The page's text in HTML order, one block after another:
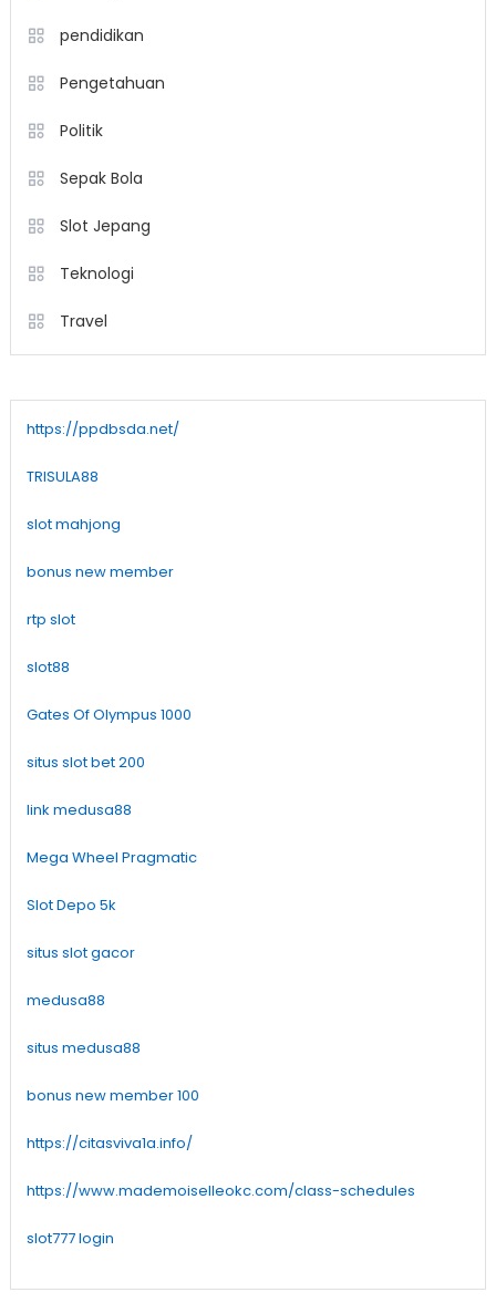
pendidikan
Pengetahuan
Politik
Sepak Bola
Slot Jepang
Teknologi
Travel
https://ppdbsda.net/
TRISULA88
slot mahjong
bonus new member
rtp slot
slot88
Gates Of Olympus 1000
situs slot bet 200
link medusa88
Mega Wheel Pragmatic
Slot Depo 5k
situs slot gacor
medusa88
situs medusa88
bonus new member 100
https://citasviva1a.info/
https://www.mademoiselleokc.com/class-schedules
slot777 login